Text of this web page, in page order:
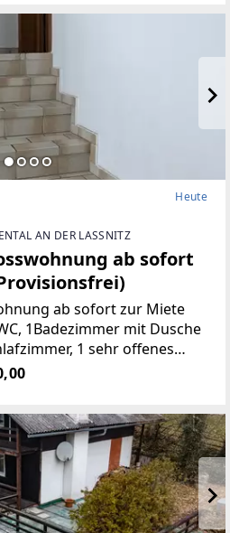
Heute
AN DER LASSNITZ
ab sofort
ab sofort zur Miete
1Badezimmer mit Dusche
1 sehr offenes
und Kachelofen, 1 voll